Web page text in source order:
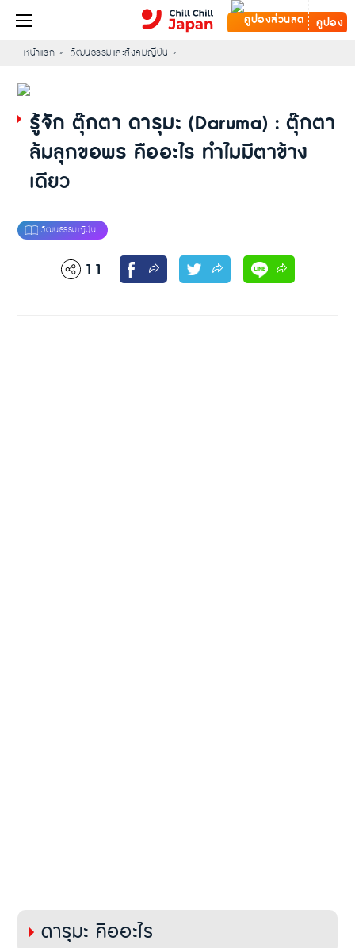
คูปอง
หน้าแรก วัฒนธรรมและสังคมญี่ปุ่น
รู้จัก ตุ๊กตา ดารุมะ (Daruma) : ตุ๊กตา
ล้มลุกขอพร คืออะไร ทำไมมีตาข้าง
เดียว
11
ดารุมะ คืออะไร